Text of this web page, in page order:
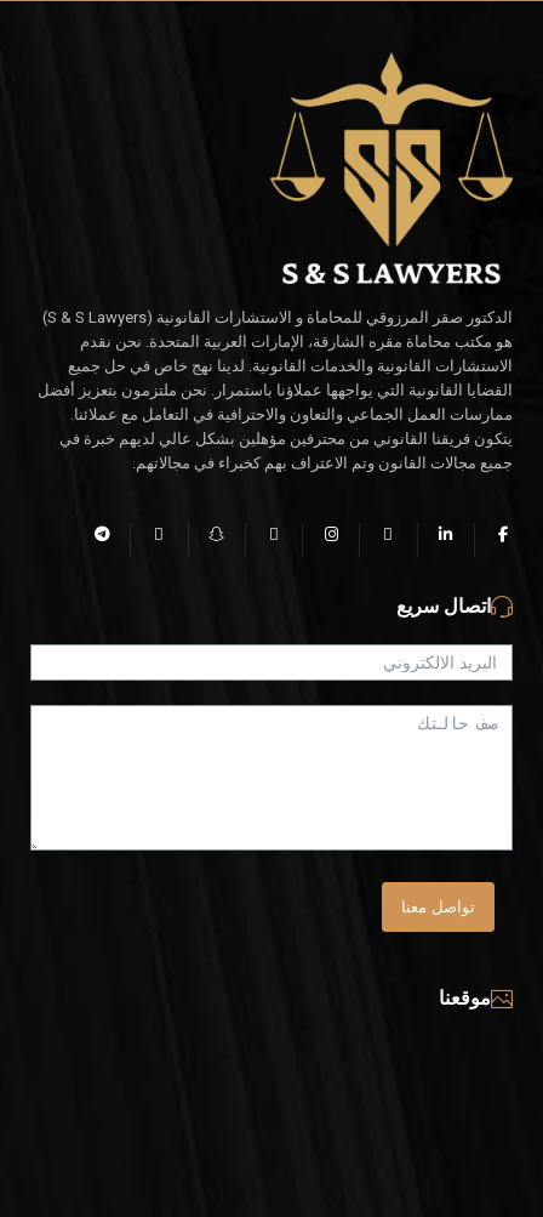
الدكتور صقر المرزوقي للمحاماة و الاستشارات القانونية (S & S Lawyers)
هو مكتب محاماة مقره الشارقة، الإمارات العربية المتحدة. نحن نقدم
الاستشارات القانونية والخدمات القانونية. لدينا نهج خاص في حل جميع
القضايا القانونية التي يواجهها عملاؤنا باستمرار. نحن ملتزمون بتعزيز أفضل
ممارسات العمل الجماعي والتعاون والاحترافية في التعامل مع عملائنا.
يتكون فريقنا القانوني من محترفين مؤهلين بشكل عالي لديهم خبرة في
جميع مجالات القانون وتم الاعتراف بهم كخبراء في مجالاتهم.
اتصال سريع
تواصل معنا
موقعنا